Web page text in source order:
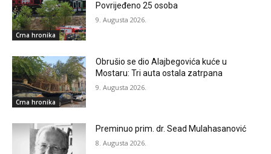
Crna hronika
Povrijeđeno 25 osoba
9. Augusta 2026.
Crna hronika
Obrušio se dio Alajbegovića kuće u
Mostaru: Tri auta ostala zatrpana
9. Augusta 2026.
Preminuo prim. dr. Sead Mulahasanović
8. Augusta 2026.